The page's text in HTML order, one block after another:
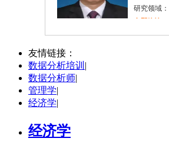
研究领域：
立即咨询
唐建强
友情链接：
数据分析培训 |
数据分析师|
管理学|
经济学|
经济学